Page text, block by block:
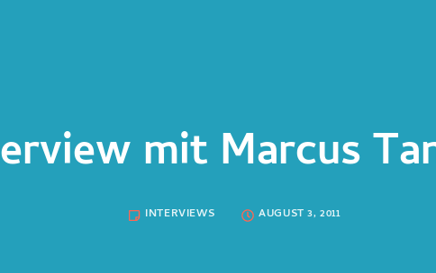
mit Marcus
INTERVIEWS AUGUST 3, 2011